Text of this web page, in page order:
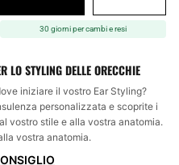
30 giorni per cambi e resi
LO STYLING DELLE ORECCHIE
iniziare il vostro Ear Styling?
personalizzata e scoprite i
vostro stile e alla vostra anatomia.
vostra anatomia.